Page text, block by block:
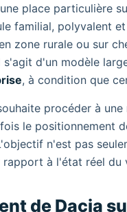
place particulière
familial, polyvalent
zone rurale ou sur
d'un modèle
, à condition que
procéder à une
le positionnement
n'est pas
à l'état réel du
de Dacia